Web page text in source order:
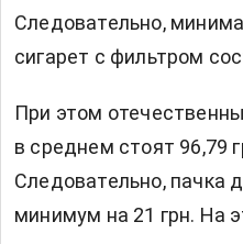
Следовательно,
сигарет с фильтром
При этом
в среднем стоят 96,79
Следовательно, пачка
минимум на 21 грн. На